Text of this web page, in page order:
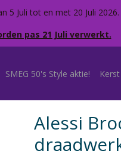
5 Juli tot en met 20 Juli 2026.
pas 21 Juli verwerkt.
SMEG 50's Style aktie! Kerst
Alessi